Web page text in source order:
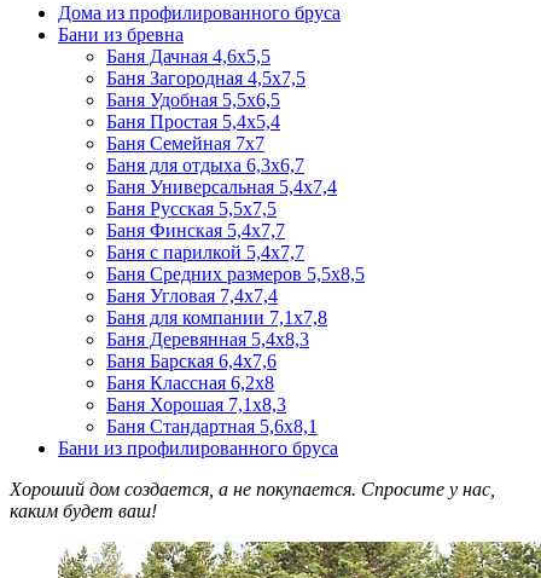
Дома из профилированного бруса
Бани из бревна
Баня Дачная 4,6х5,5
Баня Загородная 4,5х7,5
Баня Удобная 5,5х6,5
Баня Простая 5,4х5,4
Баня Семейная 7х7
Баня для отдыха 6,3х6,7
Баня Универсальная 5,4х7,4
Баня Русская 5,5х7,5
Баня Финская 5,4х7,7
Баня с парилкой 5,4х7,7
Баня Средних размеров 5,5х8,5
Баня Угловая 7,4х7,4
Баня для компании 7,1х7,8
Баня Деревянная 5,4х8,3
Баня Барская 6,4х7,6
Баня Классная 6,2х8
Баня Хорошая 7,1х8,3
Баня Стандартная 5,6х8,1
Бани из профилированного бруса
Хороший дом создается, а не покупается. Спросите у нас,
каким будет ваш!